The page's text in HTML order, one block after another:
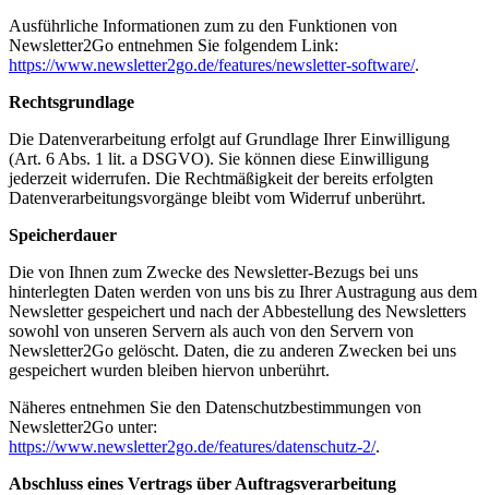
Ausführliche Informationen zum zu den Funktionen von
Newsletter2Go entnehmen Sie folgendem Link:
https://www.newsletter2go.de/features/newsletter-software/.
Rechtsgrundlage
Die Datenverarbeitung erfolgt auf Grundlage Ihrer Einwilligung
(Art. 6 Abs. 1 lit. a DSGVO). Sie können diese Einwilligung
jederzeit widerrufen. Die Rechtmäßigkeit der bereits erfolgten
Datenverarbeitungsvorgänge bleibt vom Widerruf unberührt.
Speicherdauer
Die von Ihnen zum Zwecke des Newsletter-Bezugs bei uns
hinterlegten Daten werden von uns bis zu Ihrer Austragung aus dem
Newsletter gespeichert und nach der Abbestellung des Newsletters
sowohl von unseren Servern als auch von den Servern von
Newsletter2Go gelöscht. Daten, die zu anderen Zwecken bei uns
gespeichert wurden bleiben hiervon unberührt.
Näheres entnehmen Sie den Datenschutzbestimmungen von
Newsletter2Go unter:
https://www.newsletter2go.de/features/datenschutz-2/.
Abschluss eines Vertrags über Auftragsverarbeitung